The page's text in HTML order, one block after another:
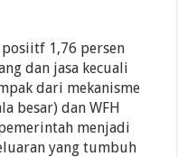
1,76 persen
dan jasa kecuali
dari mekanisme
besar) dan WFH
menjadi
yang tumbuh